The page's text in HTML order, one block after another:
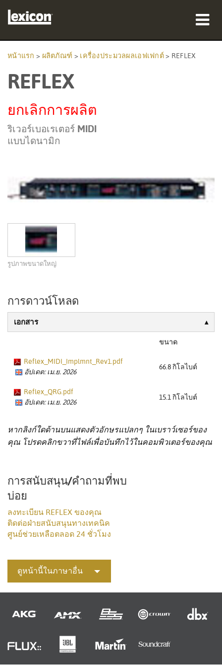
ผลิตภัณฑ์
ที่ซื้อสินค้า
การฝึกอบรม
หน้าแรก > ผลิตภัณฑ์ > เครื่องประมวลผลเอฟเฟกต์> REFLEX
REFLEX
ยกเลิกการผลิต
ริเวอร์เบอเรเตอร์ MIDI
แบบไดนามิก
รูปภาพขนาดใหญ่
การดาวน์โหลด
เอกสาร
ขนาด
Reflex_MIDI_Implmnt_Rev1.pdf
อัปเดต: เม.ย. 2026
66.8 กิโลไบต์
Reflex_QRG.pdf
อัปเดต: เม.ย. 2026
15.1 กิโลไบต์
หากลิงก์ใดด้านบนแสดงตัวอักษรแปลกๆ ในเบราว์เซอร์ของ
คุณ โปรดคลิกขวาที่ไฟล์เพื่อบันทึกไว้ในคอมพิวเตอร์ของคุณ
การสนับสนุน/คำถามที่พบ
บ่อย
ลงทะเบียน REFLEX ของคุณ
ติดต่อฝ่ายสนับสนุนทางเทคนิค
ศูนย์ช่วยเหลือตลอด 24 ชั่วโมง
ดูหน้านี้ในภาษาอื่น